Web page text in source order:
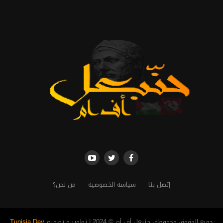
إتصل بنا سياسة الخصوصية من نحن؟